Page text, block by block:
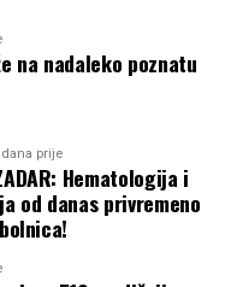
kojem je na riječi
i prsi koje si sisao!“,
na nadaleko poznatu
prije
Hematologija i
od danas privremeno